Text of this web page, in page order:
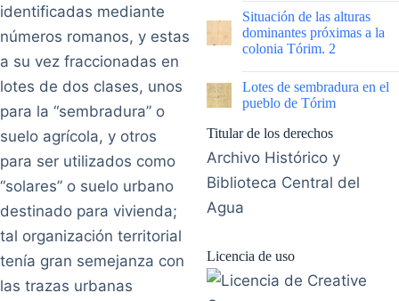
identificadas mediante
números romanos, y estas
a su vez fraccionadas en
lotes de dos clases, unos
para la “sembradura” o
suelo agrícola, y otros
para ser utilizados como
“solares” o suelo urbano
destinado para vivienda;
tal organización territorial
tenía gran semejanza con
las trazas urbanas
|
Situación de las alturas
dominantes próximas a la
colonia Tórim. 2
|
Lotes de sembradura en el
pueblo de Tórim
Titular de los derechos
Archivo Histórico y
Biblioteca Central del
Agua
Licencia de uso